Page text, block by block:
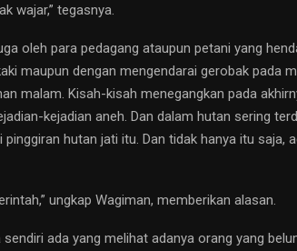
wajar,” tegasnya.
oleh para pedagang ataupun petani yang
maupun dengan mengendarai gerobak pada
malam. Kisah-kisah menegangkan pada
kejadian aneh. Dan dalam hutan sering
hutan jati itu. Dan tidak hanya itu saja,
ungkap Wagiman, memberikan alasan.
ada yang melihat adanya orang yang